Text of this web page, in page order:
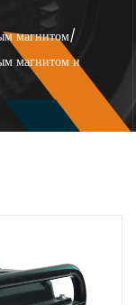
магнитом/
магнитом и